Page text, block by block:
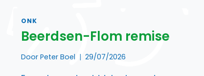
ONK
Beerdsen-Flom remise
Door Peter Boel 29/07/2026